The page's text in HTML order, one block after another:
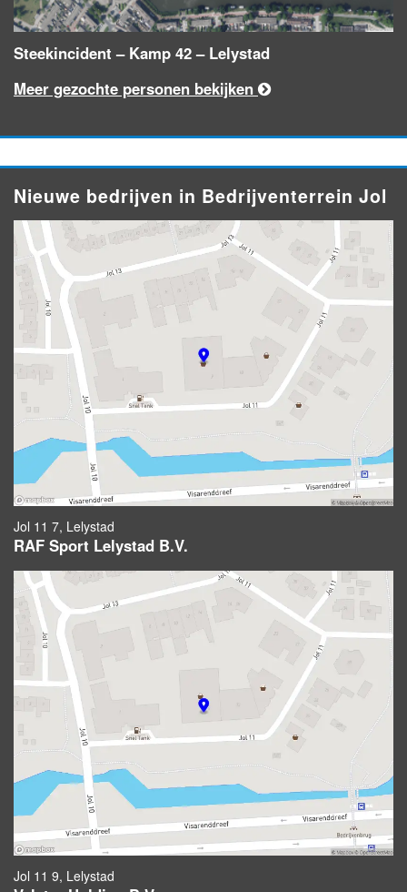
Steekincident – Kamp 42 – Lelystad
Meer gezochte personen bekijken
Nieuwe bedrijven in Bedrijventerrein Jol
Jol 11 7, Lelystad
RAF Sport Lelystad B.V.
Jol 11 9, Lelystad